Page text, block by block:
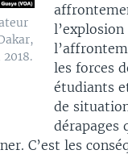
l’explosion
les forces
étudiants
de
dérapages
C’est les